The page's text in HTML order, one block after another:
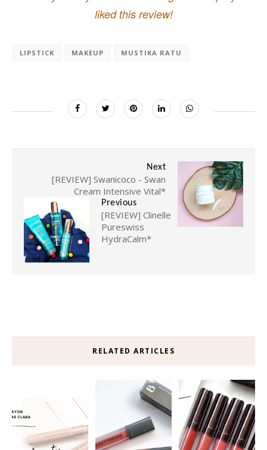
liked this review!
LIPSTICK MAKEUP MUSTIKA RATU
Next
[REVIEW] Swanicoco - Swan
Cream Intensive Vital*
Previous
[REVIEW] Clinelle
Pureswiss
HydraCalm*
RELATED ARTICLES